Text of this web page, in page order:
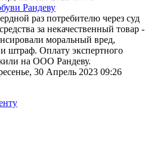
Рандеву
раз потребителю через суд
за некачественный товар -
моральный вред,
штраф. Оплату экспертного
на ООО Рандеву.
30 Апрель 2023 09:26